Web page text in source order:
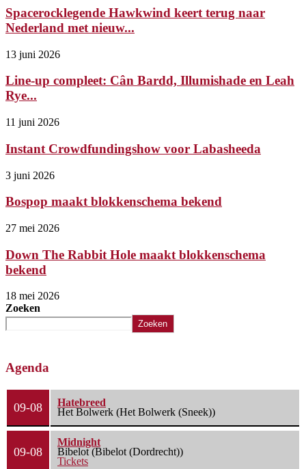
Spacerocklegende Hawkwind keert terug naar
Nederland met nieuw...
13 juni 2026
Line-up compleet: Cân Bardd, Illumishade en Leah
Rye...
11 juni 2026
Instant Crowdfundingshow voor Labasheeda
3 juni 2026
Bospop maakt blokkenschema bekend
27 mei 2026
Down The Rabbit Hole maakt blokkenschema
bekend
18 mei 2026
Zoeken
Zoeken
Agenda
09-08
Hatebreed
Het Bolwerk (Het Bolwerk (Sneek))
09-08
Midnight
Bibelot (Bibelot (Dordrecht))
Tickets